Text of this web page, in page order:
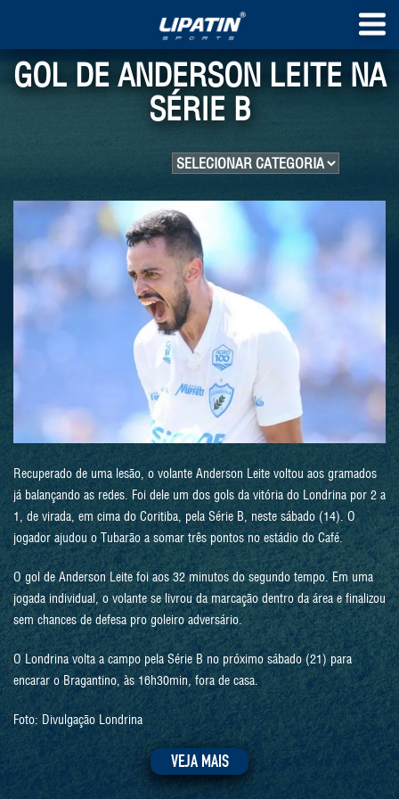
GOL DE ANDERSON LEITE NA
SÉRIE B
Recuperado de uma lesão, o volante Anderson Leite voltou aos gramados
já balançando as redes. Foi dele um dos gols da vitória do Londrina por 2 a
1, de virada, em cima do Coritiba, pela Série B, neste sábado (14). O
jogador ajudou o Tubarão a somar três pontos no estádio do Café.
O gol de Anderson Leite foi aos 32 minutos do segundo tempo. Em uma
jogada individual, o volante se livrou da marcação dentro da área e finalizou
sem chances de defesa pro goleiro adversário.
O Londrina volta a campo pela Série B no próximo sábado (21) para
encarar o Bragantino, às 16h30min, fora de casa.
Foto: Divulgação Londrina
VEJA MAIS